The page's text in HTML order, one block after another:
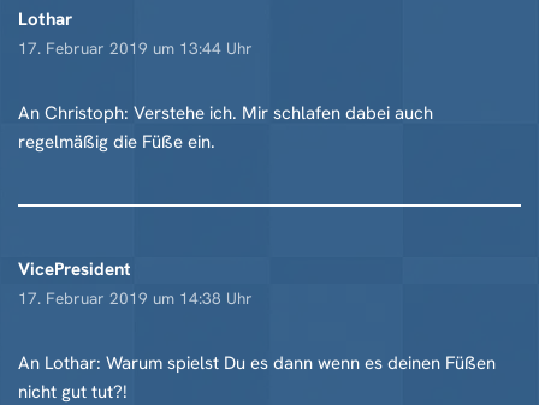
Lothar
17. Februar 2019 um 13:44 Uhr
An Christoph: Verstehe ich. Mir schlafen dabei auch
regelmäßig die Füße ein.
VicePresident
17. Februar 2019 um 14:38 Uhr
An Lothar: Warum spielst Du es dann wenn es deinen Füßen
nicht gut tut?!